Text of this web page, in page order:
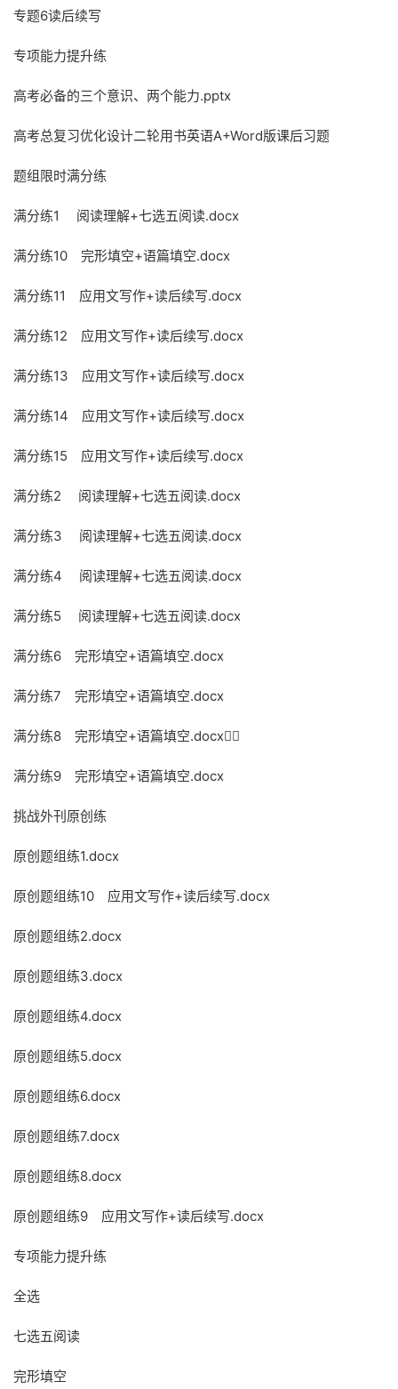
专题6读后续写
专项能力提升练
高考必备的三个意识、两个能力.pptx
高考总复习优化设计二轮用书英语A+Word版课后习题
题组限时满分练
满分练1 阅读理解+七选五阅读.docx
满分练10 完形填空+语篇填空.docx
满分练11 应用文写作+读后续写.docx
满分练12 应用文写作+读后续写.docx
满分练13 应用文写作+读后续写.docx
满分练14 应用文写作+读后续写.docx
满分练15 应用文写作+读后续写.docx
满分练2 阅读理解+七选五阅读.docx
满分练3 阅读理解+七选五阅读.docx
满分练4 阅读理解+七选五阅读.docx
满分练5 阅读理解+七选五阅读.docx
满分练6 完形填空+语篇填空.docx
满分练7 完形填空+语篇填空.docx
满分练8 完形填空+语篇填空.docx
满分练9 完形填空+语篇填空.docx
挑战外刊原创练
原创题组练1.docx
原创题组练10 应用文写作+读后续写.docx
原创题组练2.docx
原创题组练3.docx
原创题组练4.docx
原创题组练5.docx
原创题组练6.docx
原创题组练7.docx
原创题组练8.docx
原创题组练9 应用文写作+读后续写.docx
专项能力提升练
全选
七选五阅读
完形填空